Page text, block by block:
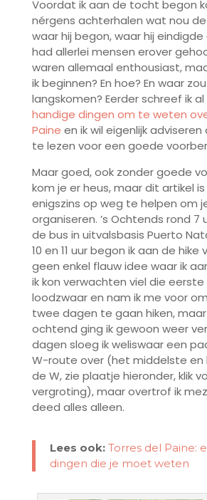
Voordat ik aan de tocht begon
nérgens achterhalen wat nou
waar hij begon, waar hij eindigde
had allerlei mensen erover
waren allemaal enthousiast,
ik beginnen? En hoe? En waar
langskomen? Eerder schreef ik
handige dingen om te weten
Paine en ik wil eigenlijk
te lezen voor een goede
Maar goed, ook zonder goede
kom je er heus, maar dit artikel
enigszins op weg te helpen om
organiseren. ’s Ochtends rond 7
de bus in uitvalsbasis Puerto
10 en 11 uur begon ik aan de hike
geen enkel flauw idee waar ik
ik kon verwachten viel die
loodzwaar en nam ik me voor
twee dagen te gaan hiken,
ochtend ging ik gewoon weer
dagen sloeg ik weliswaar een
W-route over (het middelste en
de W, zie plaatje hieronder, klik
vergroting), maar overtrof ik
deed alles alleen.
Lees ook: Torres del Paine:
dingen die je moet weten